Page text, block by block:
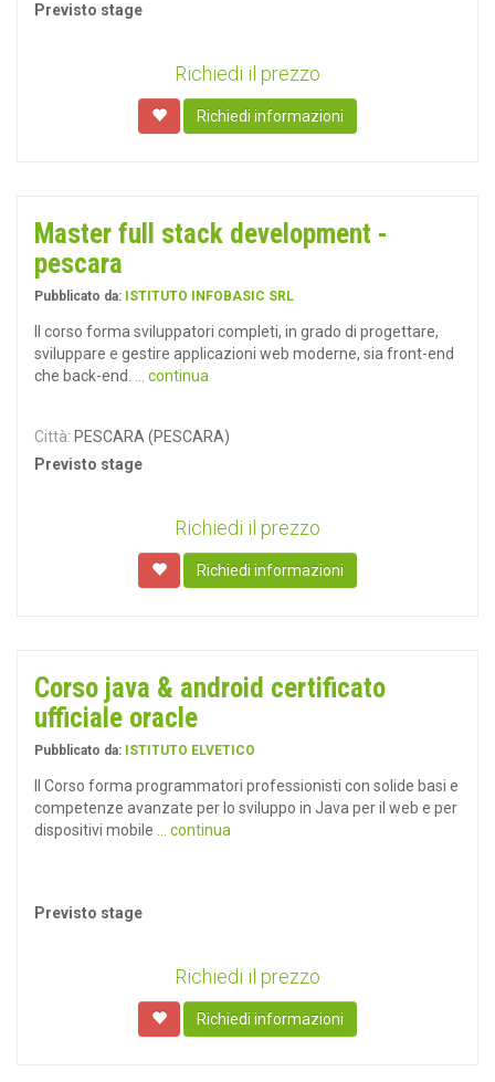
Previsto stage
Richiedi il prezzo
Richiedi informazioni
Master full stack development -
pescara
Pubblicato da: ISTITUTO INFOBASIC SRL
Il corso forma sviluppatori completi, in grado di progettare,
sviluppare e gestire applicazioni web moderne, sia front-end
che back-end.
... continua
Città: PESCARA (PESCARA)
Previsto stage
Richiedi il prezzo
Richiedi informazioni
Corso java & android certificato
ufficiale oracle
Pubblicato da: ISTITUTO ELVETICO
Il Corso forma programmatori professionisti con solide basi e
competenze avanzate per lo sviluppo in Java per il web e per
dispositivi mobile
... continua
Previsto stage
Richiedi il prezzo
Richiedi informazioni